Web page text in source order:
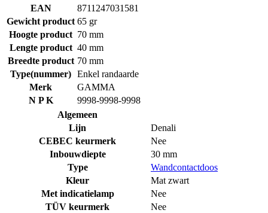
EAN
8711247031581
Gewicht product 65 gr
Hoogte product 70 mm
Lengte product 40 mm
Breedte product 70 mm
Type(nummer) Enkel randaarde
Merk
GAMMA
N P K
9998-9998-9998
Algemeen
Lijn
Denali
CEBEC keurmerk
Nee
Inbouwdiepte
30 mm
Type
Wandcontactdoos
Kleur
Mat zwart
Met indicatielamp
Nee
TÜV keurmerk
Nee